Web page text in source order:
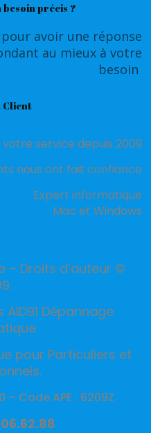
besoin précis ?
avoir une réponse
au mieux à votre
besoin
Client
votre service depuis 2009
nous ont fait confiance
Expert informatique
Mac et Windows
– Droits d’auteur ©
Dépannage
pour Particuliers et
– Code APE : 6209Z